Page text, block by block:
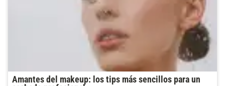
Amantes del makeup: los tips más sencillos para un